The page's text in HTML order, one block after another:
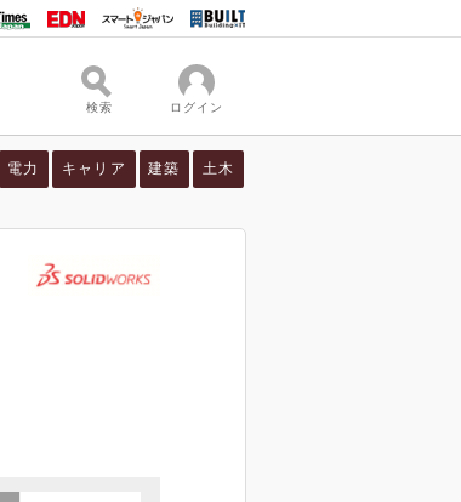
検索 ログイン
電力 キャリア 建築 土木